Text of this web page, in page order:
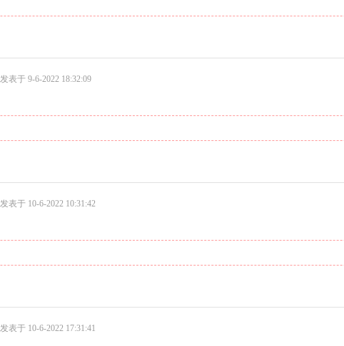
发表于 9-6-2022 18:32:09
发表于 10-6-2022 10:31:42
发表于 10-6-2022 17:31:41